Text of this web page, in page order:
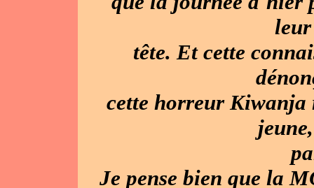
tête. Et cette
cette horreur Kiwanja
Je pense bien que la